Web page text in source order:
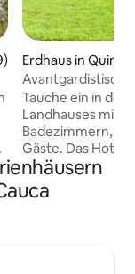
Bewertung:
Erdhaus in
Nähe von Coffee
Tauche ein in
Landhauses mit
Badezimmern,
Gäste. Das Hotel
kolumbianischen
wenige Minuten
und Panaca